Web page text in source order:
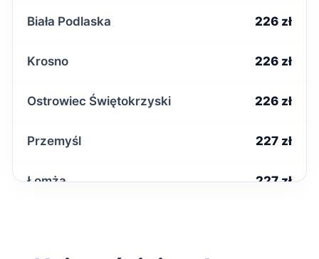
Biała Podlaska 226 zł
Krosno 226 zł
Ostrowiec Świętokrzyski 226 zł
Przemyśl 227 zł
Łomża 227 zł